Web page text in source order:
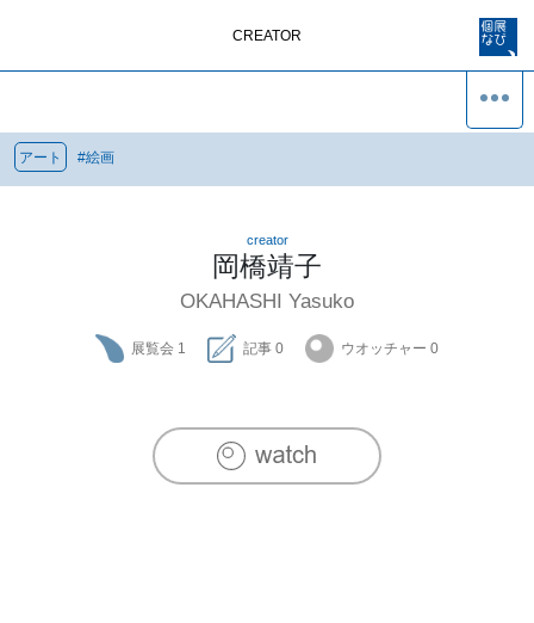
CREATOR
アート #絵画
creator
岡橋靖子
OKAHASHI Yasuko
展覧会 1 記事 0 ウオッチャー 0